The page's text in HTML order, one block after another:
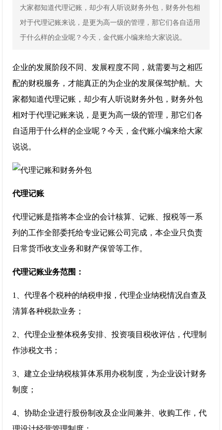
大家都知道代理记账，却少有人听说财务外包，财务外包相
对于代理记账来说，是更为高一级的管理，那它们各自适用
于什么样的企业呢？今天，金代账小编来给大家说说。
企业的发展阶段不同、发展程度不同，就需要与之相匹
配的财税服务，才能真正的为企业的发展保驾护航。大
家都知道代理记账，却少有人听说财务外包，财务外包
相对于代理记账来说，是更为高一级的管理，那它们各
自适用于什么样的企业呢？今天，金代账小编来给大家
说说。
代理记账
代理记账是指将本企业的会计核算、记账、报税等一系
列的工作全部委托给专业记账公司完成，本企业只负责
日常货币收支业务和财产保管等工作。
代理记账业务范围：
1、代理各个税种的纳税申报，代理企业纳税情况自查及
清算各种税款业务；
2、代理企业整体税务安排、投资项目税收评估，代理制
作涉税文书；
3、建立企业纳税核算体系用办税制度，为企业设计财务
制度；
4、协助企业进行股份制改及企业间兼并、收购工作，代